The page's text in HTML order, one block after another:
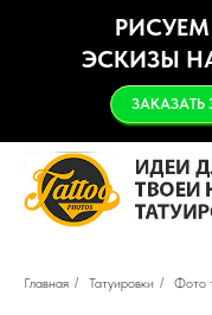
РИСУЕМ
ЭСКИЗЫ
ЗАКАЗАТЬ
Главная / Татуировки / Фото